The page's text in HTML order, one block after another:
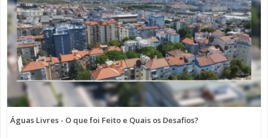
Águas Livres - O que foi Feito e Quais os Desafios?